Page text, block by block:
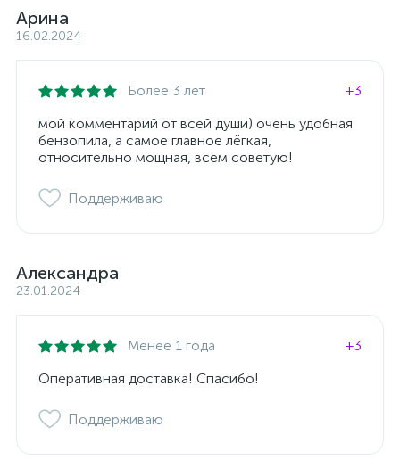
Арина
16.02.2024
Более 3 лет
+3
мой комментарий от всей души) очень удобная
бензопила, а самое главное лёгкая,
относительно мощная, всем советую!
Поддерживаю
Александра
23.01.2024
Менее 1 года
+3
Оперативная доставка! Спасибо!
Поддерживаю